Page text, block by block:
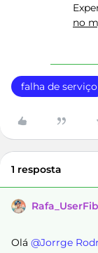
no
falha de serviço
1 resposta
Olá ​ @Jorrge